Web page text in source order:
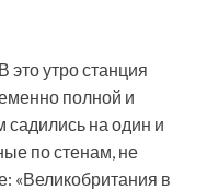
это утро станция
полной и
садились на один и
по стенам, не
«Великобритания в